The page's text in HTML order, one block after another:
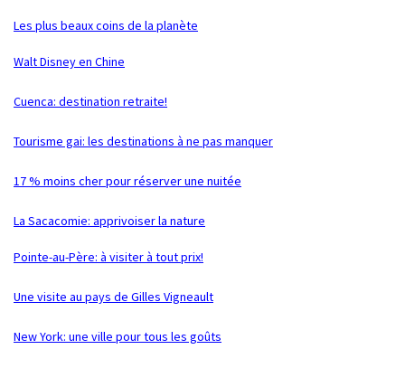
Les plus beaux coins de la planète
Walt Disney en Chine
Cuenca: destination retraite!
Tourisme gai: les destinations à ne pas manquer
17 % moins cher pour réserver une nuitée
La Sacacomie: apprivoiser la nature
Pointe-au-Père: à visiter à tout prix!
Une visite au pays de Gilles Vigneault
New York: une ville pour tous les goûts